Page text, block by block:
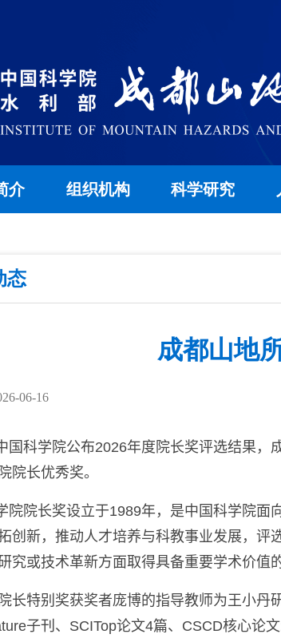
介 组织机构 科学研究
态
成都山地
06-16
国科学院公布2026年度院长奖评选结果，
院长优秀奖。
院院长奖设立于1989年，是中国科学院面
创新，推动人才培养与科教事业发展，
究或技术革新方面取得具备重要学术价值
长特别奖获奖者庞博的指导教师为王小丹
子刊、 SCITop论文4篇、 CSCD核心论文